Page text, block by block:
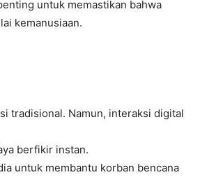
untuk memastikan bahwa
kemanusiaan.
tradisional. Namun, interaksi digital
berfikir instan.
untuk membantu korban bencana